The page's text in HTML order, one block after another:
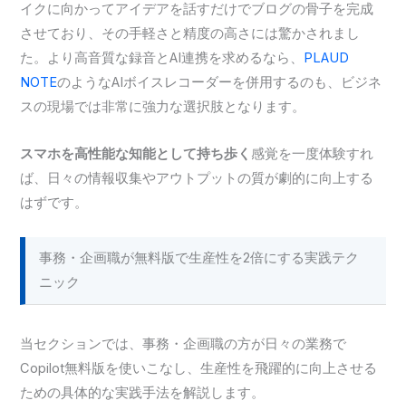
イクに向かってアイデアを話すだけでブログの骨子を完成
させており、その手軽さと精度の高さには驚かされまし
た。より高音質な録音とAI連携を求めるなら、
PLAUD
NOTEのようなAIボイスレコーダーを併用するのも、ビジネ
スの現場では非常に強力な選択肢となります。
スマホを高性能な知能として持ち歩く 感覚を一度体験すれ
ば、日々の情報収集やアウトプットの質が劇的に向上する
はずです。
事務・企画職が無料版で生産性を2倍にする実践テク
ニック
当セクションでは、事務・企画職の方が日々の業務で
Copilot無料版を使いこなし、生産性を飛躍的に向上させる
ための具体的な実践手法を解説します。